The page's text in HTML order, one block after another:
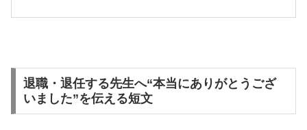
退職・退任する先生へ“本当にありがとうござ
いました”を伝える短文